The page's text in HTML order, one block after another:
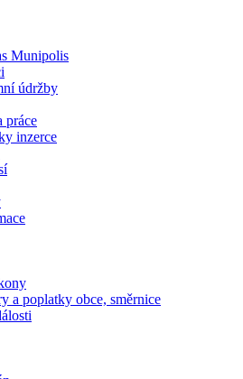
Munipolis
údržby
práce
inzerce
a poplatky obce, směrnice